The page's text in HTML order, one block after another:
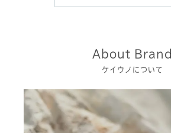
About Brand
ケイウノについて